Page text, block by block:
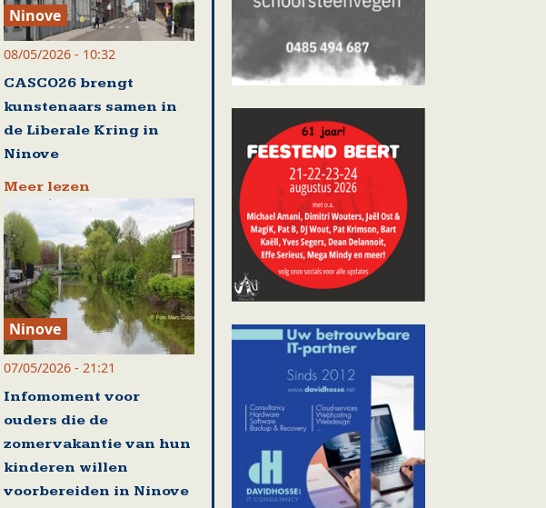
Ninove
08/05/2026 - 10:32
CASCO26 brengt
kunstenaars samen in
de Liberale Kring in
Ninove
Meer lezen
Ninove
07/05/2026 - 21:21
Infomoment voor
ouders die de
zomervakantie van hun
kinderen willen
voorbereiden in Ninove